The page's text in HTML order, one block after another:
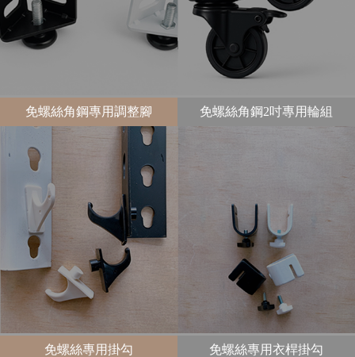
免螺絲角鋼專用調整腳 免螺絲角鋼2吋專用輪組
免螺絲專用掛勾 免螺絲專用衣桿掛勾